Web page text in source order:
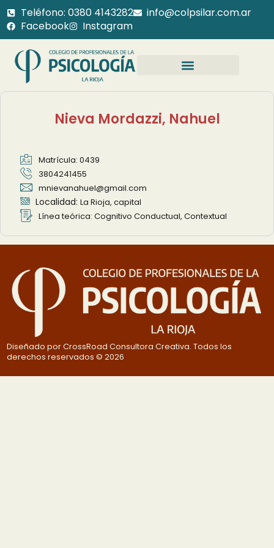
Teléfono: 0380 4143282
info@colpsilar.com.ar
Facebook
Instagram
Nieva Mordazzi, Nahuel
Matrícula: 0439
3804241455
mnievanahuel@gmail.com
Localidad:La Rioja, capital
Línea teórica: Cognitivo Conductual, Contextual
Diseñado por CrossRoad Consultora Creativa. Todos los
derechos reservados © 2026